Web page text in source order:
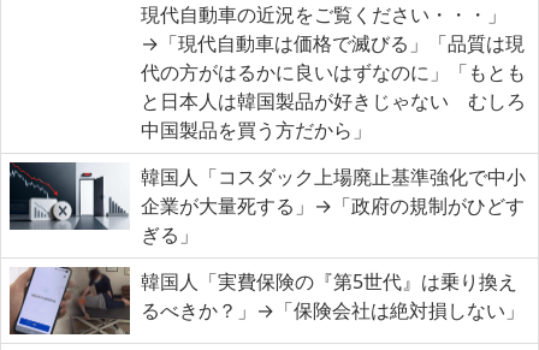
現代自動車の近況をご覧ください・・・」
→「現代自動車は価格で滅びる」「品質は現
代の方がはるかに良いはずなのに」「もとも
と日本人は韓国製品が好きじゃない むしろ
中国製品を買う方だから」
韓国人「コスダック上場廃止基準強化で中小
企業が大量死する」→「政府の規制がひどす
ぎる」
韓国人「実費保険の『第5世代』は乗り換え
るべきか？」→「保険会社は絶対損しない」